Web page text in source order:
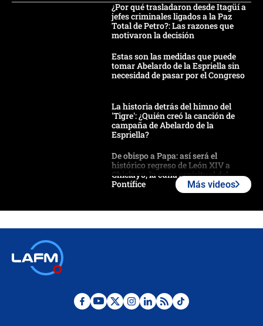
¿Por qué trasladaron desde Itagüí a
jefes criminales ligados a la Paz
Total de Petro?: Las razones que
motivaron la decisión
Estas son las medidas que puede
tomar Abelardo de la Espriella sin
necesidad de pasar por el Congreso
La historia detrás del himno del
'Tigre': ¿Quién creó la canción de
campaña de Abelardo de la
Espriella?
De obispo a Papa: así será el
histórico regreso de León XIV a
Chiclayo, la cuna espiritual del
Pontífice
¿La posesión de Abelardo De la
Más videos